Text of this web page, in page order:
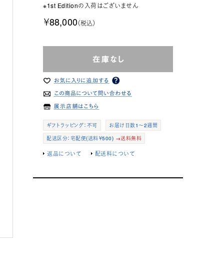
※1st Editionの入荷はございません
￥88,000（税込）
ギフトラッピング：不可
お届け日数1～2週間
配送区分：宅配便(送料￥500) →送料無料
返品について 配送料について